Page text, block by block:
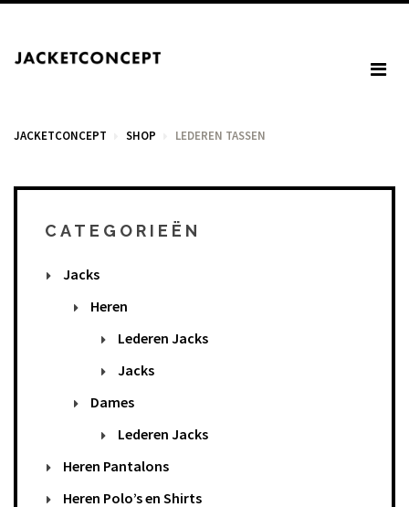
JACKETCONCEPT SHOP LEDEREN TASSEN
WINKELWAGEN
U heeft geen items in het winkelmandje.
Totaal: € 0,00
CATEGORIEËN
Jacks
Heren
Lederen Jacks
Jacks
Dames
Lederen Jacks
Heren Pantalons
Heren Polo’s en Shirts